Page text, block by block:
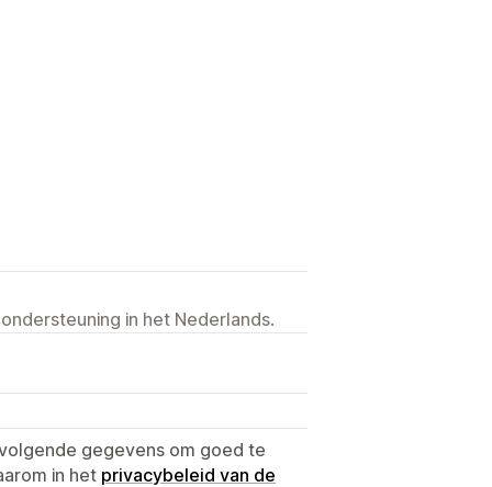
in het Nederlands.
gegevens om goed te
in het privacybeleid van de